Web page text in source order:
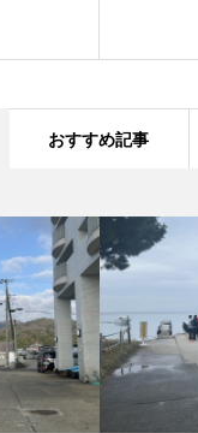
おすすめ記事